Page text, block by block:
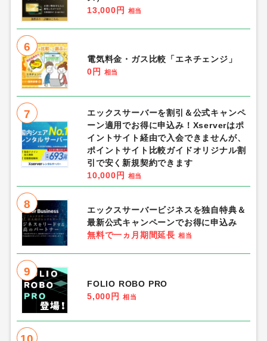
13,000円
相当
6
電気料金・ガス比較「エネチェンジ」
0円
相当
7
エックスサーバーを割引＆公式キャンペ
ーン適用でお得に申込み！Xserverはポ
イントサイト経由で入会できませんが、
ポイントサイト比較ガイドオリジナル割
引で安く新規契約できます
10,000円
相当
8
エックスサーバービジネスを独自特典＆
最新公式キャンペーンでお得に申込み
無料で一ヵ月期間延長 相当
9
FOLIO ROBO PRO
5,000円
相当